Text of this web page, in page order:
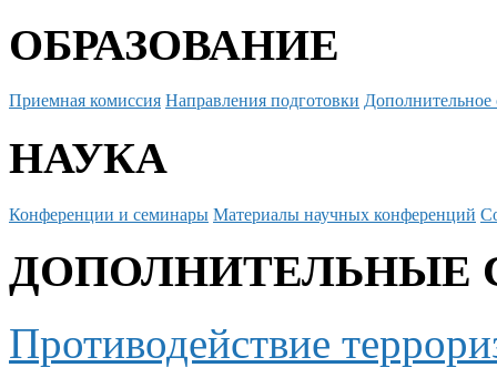
ОБРАЗОВАНИЕ
Приемная комиссия Направления подготовки Дополнительное
НАУКА
Конференции и семинары Материалы научных конференций
ДОПОЛНИТЕЛЬНЫЕ
Противодействие